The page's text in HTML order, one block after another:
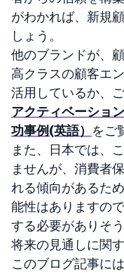
がわかれば、新規
しょう。
他のブランドが、
高クラスの顧客エ
活用しているか、
アクティベーショ
功事例(英語） をご
また、日本では、
ませんが、消費者
れる傾向があるた
能性はありますの
する必要がありそう
将来の見通しに関
このブログ記事に